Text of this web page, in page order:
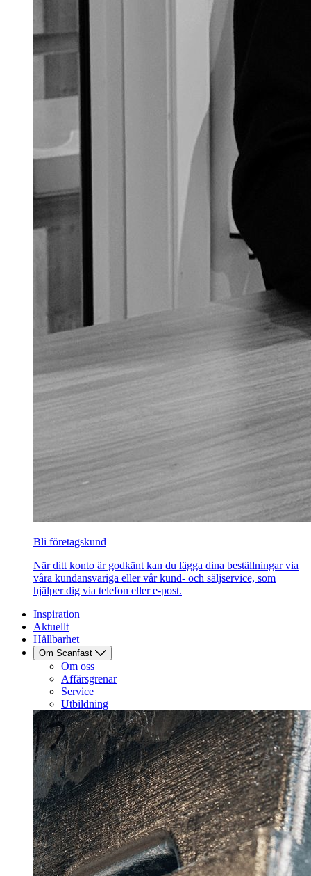
Bli företagskund
När ditt konto är godkänt kan du lägga dina beställningar via
våra kundansvariga eller vår kund- och säljservice, som
hjälper dig via telefon eller e-post.
Inspiration
Aktuellt
Hållbarhet
Om Scanfast
Om oss
Affärsgrenar
Service
Utbildning